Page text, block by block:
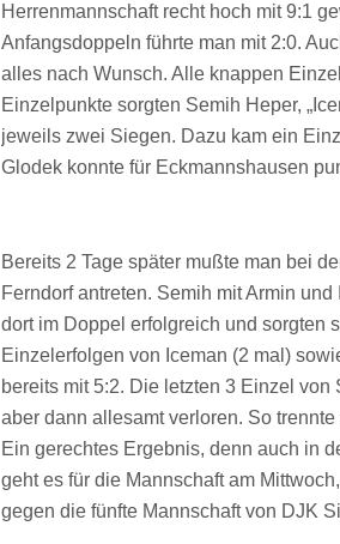
Herrenmannschaft recht hoch mit 9:1
Anfangsdoppeln führte man mit 2:0.
alles nach Wunsch. Alle knappen
Einzelpunkte sorgten Semih Heper,
jeweils zwei Siegen. Dazu kam ein
Glodek konnte für Eckmannshausen
Bereits 2 Tage später mußte man bei
Ferndorf antreten. Semih mit Armin
dort im Doppel erfolgreich und sorgten
Einzelerfolgen von Iceman (2 mal)
bereits mit 5:2. Die letzten 3 Einzel
aber dann allesamt verloren. So
Ein gerechtes Ergebnis, denn auch in
geht es für die Mannschaft am
gegen die fünfte Mannschaft von DJK